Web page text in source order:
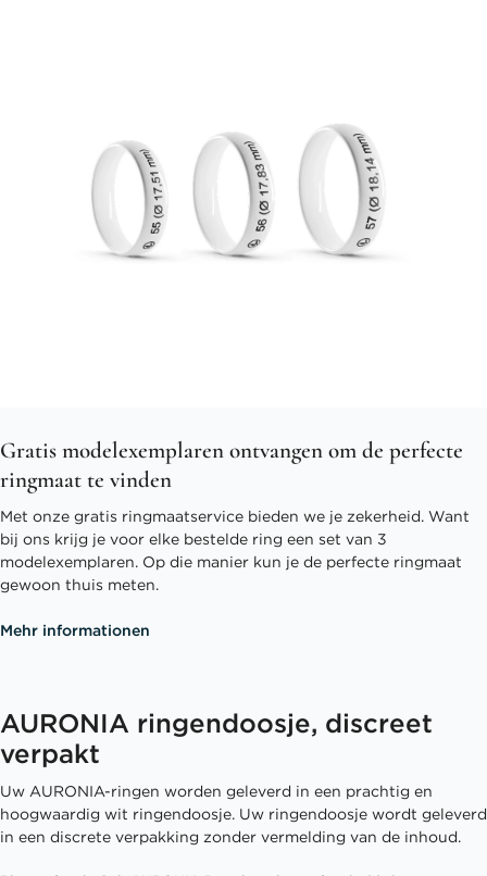
Gratis modelexemplaren ontvangen om de perfecte
ringmaat te vinden
Met onze gratis ringmaatservice bieden we je zekerheid. Want
bij ons krijg je voor elke bestelde ring een set van 3
modelexemplaren. Op die manier kun je de perfecte ringmaat
gewoon thuis meten.
Mehr informationen
AURONIA ringendoosje, discreet
verpakt
Uw AURONIA-ringen worden geleverd in een prachtig en
hoogwaardig wit ringendoosje. Uw ringendoosje wordt geleverd
in een discrete verpakking zonder vermelding van de inhoud.